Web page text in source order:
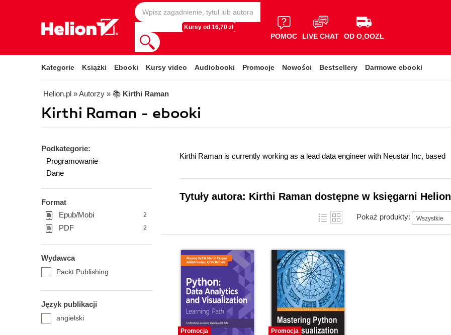
Kursy od 16,70 zł
POMOC LIVE CHAT OD O,OOZŁ
Kategorie Książki Ebooki Kursy video Audiobooki Promocje Nowości Bestsellery Darmowe ebooki
Helion.pl » Autorzy » 📚 Kirthi Raman
Kirthi Raman - ebooki
Podkategorie:
Programowanie
Dane
Format
Epub/Mobi
2
PDF 2
Wydawca
Packt Publishing
Język publikacji
angielski
Kirthi Raman is currently working as a lead data engineer with Neustar Inc, based
Tytuły autora: Kirthi Raman dostępne w księgarni Helion
Pokaż produkty: Wszystkie
Promocja Promocja